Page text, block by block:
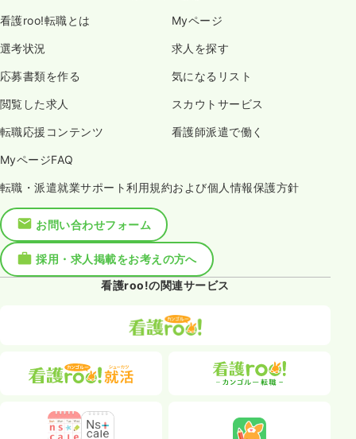
看護roo!転職とは Myページ
選考状況 求人を探す
応募書類を作る 気になるリスト
閲覧した求人 スカウトサービス
転職応援コンテンツ 看護師派遣で働く
MyページFAQ
転職・派遣就業サポート利用規約および個人情報保護方針
お問い合わせフォーム
採用・求人掲載をお考えの方へ
看護roo!の関連サービス